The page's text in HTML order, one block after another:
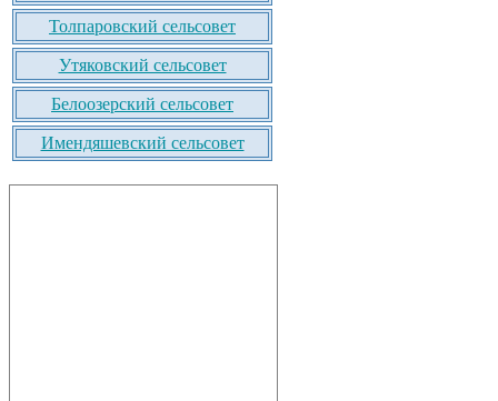
Толпаровский сельсовет
Утяковский сельсовет
Белоозерский сельсовет
Имендяшевский сельсовет